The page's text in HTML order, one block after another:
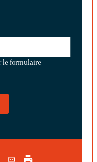
le formulaire